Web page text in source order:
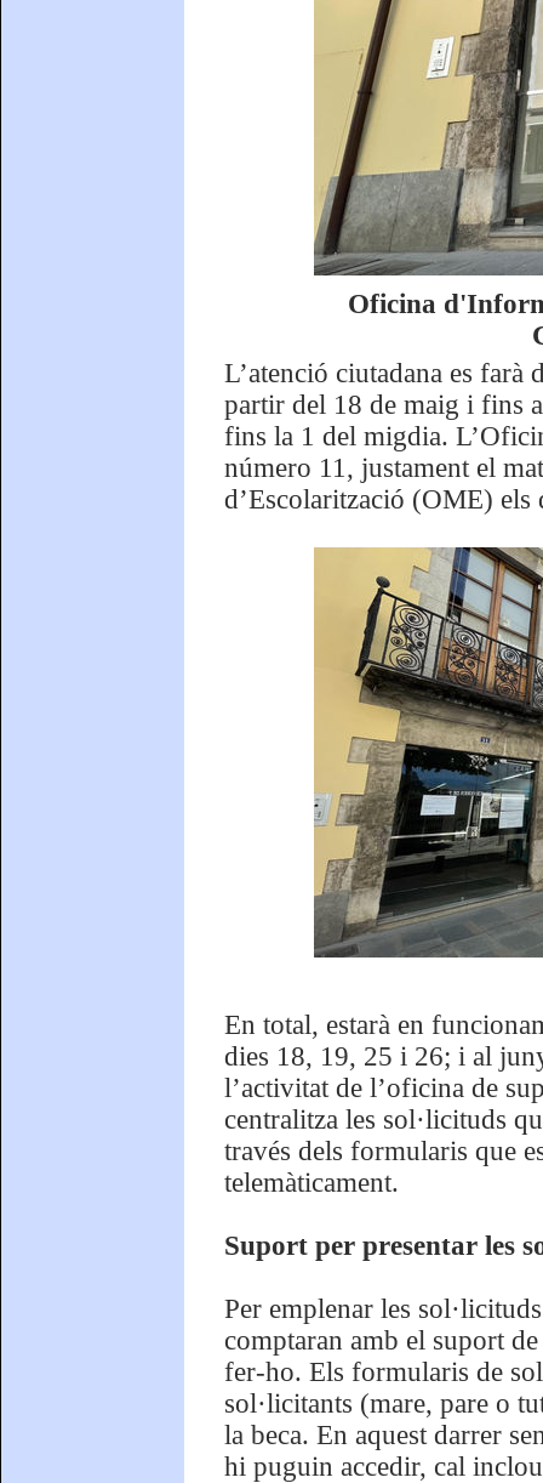
Oficina
L’atenció ciutadana es farà
partir del 18 de maig i fins
fins la 1 del migdia.
número 11, justament el
d’Escolarització (OME)
En total, estarà en
dies 18, 19, 25 i 26; i al
l’activitat de l’oficina de
centralitza les sol·licituds
través dels formularis que
telemàticament.
Suport per presentar les
Per emplenar les
comptaran amb el suport
fer-ho. Els formularis de
sol·licitants (mare, pare o
la beca. En aquest darrer
hi puguin accedir, cal